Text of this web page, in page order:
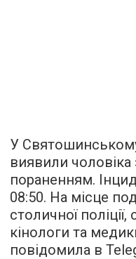
У Святошинському
виявили
пораненням.
08:50. На місце
столичної
кінологи та
повідомила в